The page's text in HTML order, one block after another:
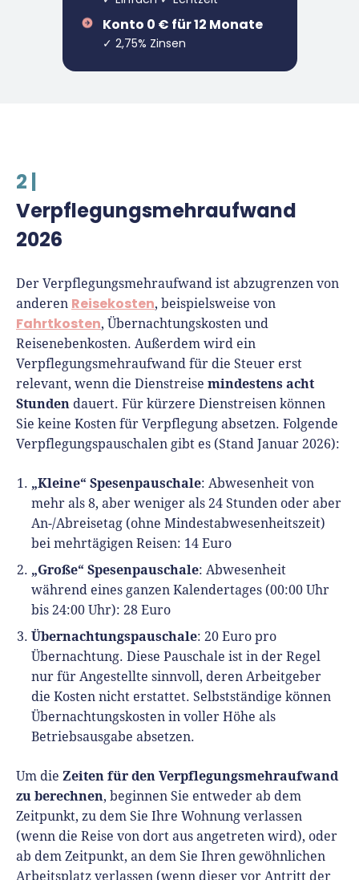
Konto 0 € für 12 Monate
✓ 2,75% Zinsen
2 |
Verpflegungsmehraufwand
2026
Der Verpflegungsmehraufwand ist abzugrenzen von
anderen Reisekosten, beispielsweise von
Fahrtkosten, Übernachtungskosten und
Reisenebenkosten. Außerdem wird ein
Verpflegungsmehraufwand für die Steuer erst
relevant, wenn die Dienstreise mindestens acht
Stunden dauert. Für kürzere Dienstreisen können
Sie keine Kosten für Verpflegung absetzen. Folgende
Verpflegungspauschalen gibt es (Stand Januar 2026):
„Kleine“ Spesenpauschale: Abwesenheit von
mehr als 8, aber weniger als 24 Stunden oder aber
An-/Abreisetag (ohne Mindestabwesenheitszeit)
bei mehrtägigen Reisen: 14 Euro
„Große“ Spesenpauschale: Abwesenheit
während eines ganzen Kalendertages (00:00 Uhr
bis 24:00 Uhr): 28 Euro
Übernachtungspauschale: 20 Euro pro
Übernachtung. Diese Pauschale ist in der Regel
nur für Angestellte sinnvoll, deren Arbeitgeber
die Kosten nicht erstattet. Selbstständige können
Übernachtungskosten in voller Höhe als
Betriebsausgabe absetzen.
Um die Zeiten für den Verpflegungsmehraufwand
zu berechnen, beginnen Sie entweder ab dem
Zeitpunkt, zu dem Sie Ihre Wohnung verlassen
(wenn die Reise von dort aus angetreten wird), oder
ab dem Zeitpunkt, an dem Sie Ihren gewöhnlichen
Arbeitsplatz verlassen (wenn dieser vor Antritt der